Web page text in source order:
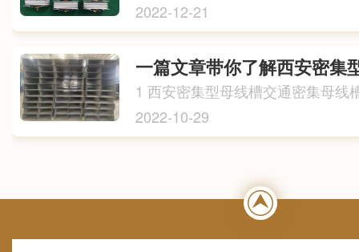
2022-12-21
2022-10-29